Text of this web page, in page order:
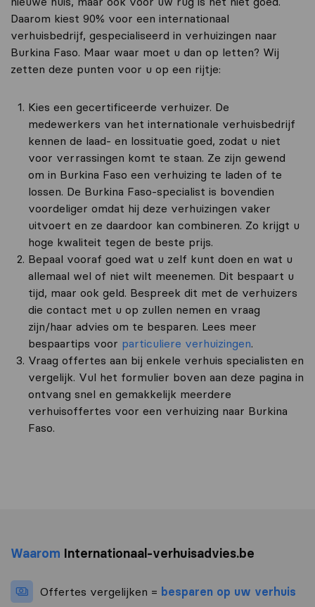
Daarom kiest 90% voor een internationaal
verhuisbedrijf, gespecialiseerd in verhuizingen naar
Burkina Faso. Maar waar moet u dan op letten? Wij
zetten deze punten voor u op een rijtje:
Kies een gecertificeerde verhuizer. De
medewerkers van het internationale verhuisbedrijf
kennen de laad- en lossituatie goed, zodat u niet
voor verrassingen komt te staan. Ze zijn gewend
om in Burkina Faso een verhuizing te laden of te
lossen. De Burkina Faso-specialist is bovendien
voordeliger omdat hij deze verhuizingen vaker
uitvoert en ze daardoor kan combineren. Zo krijgt u
hoge kwaliteit tegen de beste prijs.
Bepaal vooraf goed wat u zelf kunt doen en wat u
allemaal wel of niet wilt meenemen. Dit bespaart u
tijd, maar ook geld. Bespreek dit met de verhuizers
die contact met u op zullen nemen en vraag
zijn/haar advies om te besparen. Lees meer
bespaartips voor particuliere verhuizingen.
Vraag offertes aan bij enkele verhuis specialisten en
vergelijk. Vul het formulier boven aan deze pagina in
ontvang snel en gemakkelijk meerdere
verhuisoffertes voor een verhuizing naar Burkina
Faso.
Waarom Internationaal-verhuisadvies.be
Offertes vergelijken = besparen op uw verhuis